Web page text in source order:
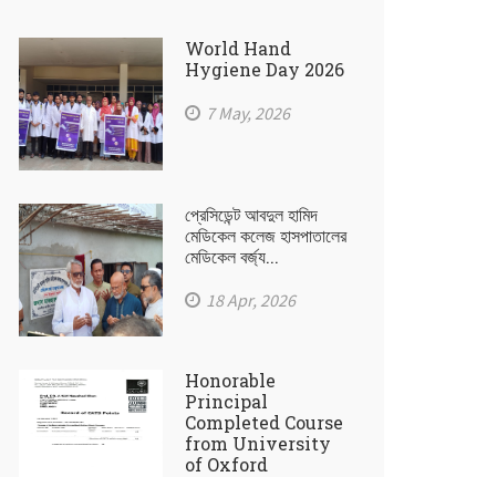
World Hand
Hygiene Day 2026
7 May, 2026
প্রেসিডেন্ট আবদুল হামিদ
মেডিকেল কলেজ হাসপাতালের
মেডিকেল বর্জ্য...
18 Apr, 2026
Honorable
Principal
Completed Course
from University
of Oxford